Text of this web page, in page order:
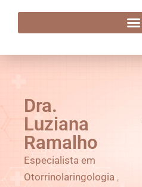
Dra. Luziana Ramalho
Dra.
Luziana
Ramalho
Especialista em
Otorrinolaringologia ,